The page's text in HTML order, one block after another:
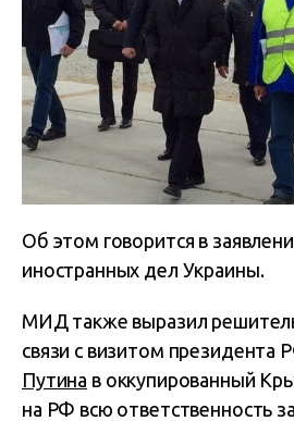
Об этом говорится в
иностранных дел Украины.
МИД также выразил
связи с визитом президента
Путина в оккупированный
на РФ всю ответственность